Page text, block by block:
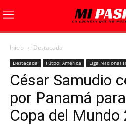
Inicio Destacada
Destacada Fútbol América Liga Nacional
César Samudio
por Panamá
Copa del Mundo